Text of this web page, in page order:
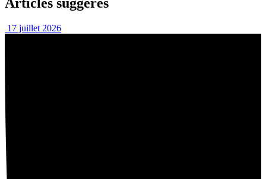
17 juillet 2026